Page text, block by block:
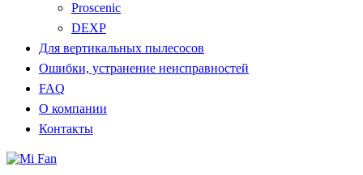
Proscenic
DEXP
Для вертикальных пылесосов
Ошибки, устранение неисправностей
FAQ
О компании
Контакты